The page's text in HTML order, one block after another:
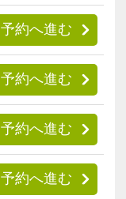
予約へ進む
予約へ進む
予約へ進む
予約へ進む